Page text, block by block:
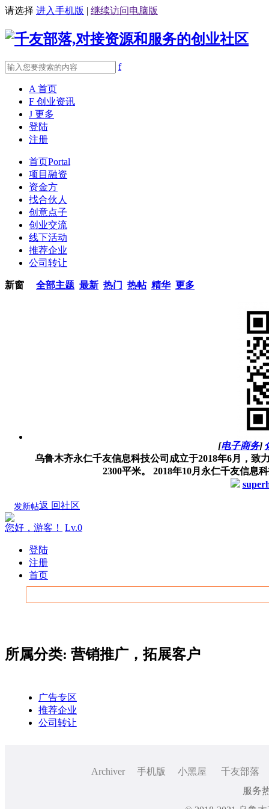
请选择 进入手机版 | 继续访问电脑版
f
A 首页
F 创业资讯
J 更多
登陆
注册
首页Portal
项目融资
资金方
找合伙人
创意点子
创业交流
线下活动
推荐企业
公司转让
新窗 全部主题 最新 热门 热帖 精华 更多
[电子商务]
乌鲁木齐永仁千友信息科技公司成立于2018年6月，致
2300平米。 2018年10月永仁千友信息
返 回社区
发新帖
您好，游客！ Lv.0
登陆
注册
首页
所属分类: 营销推广，拓展客户
广告专区
推荐企业
公司转让
Archiver 手机版 小黑屋
千友部落
服务